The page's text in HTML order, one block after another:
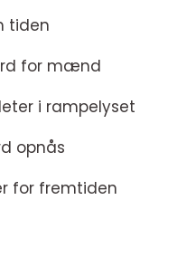
tiden
for mænd
i rampelyset
opnås
for fremtiden